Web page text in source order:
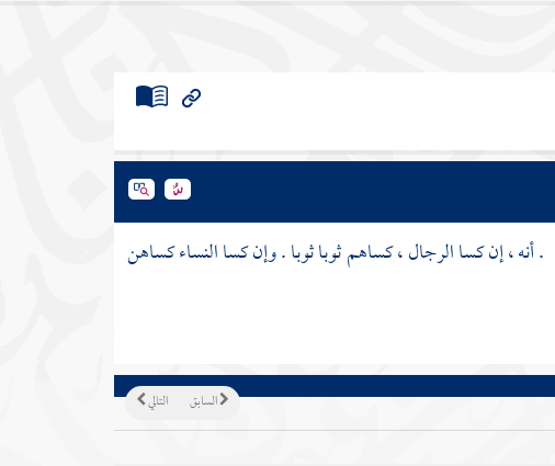
. أنه ، إن كسا الرجال ، كساهم ثوبا ثوبا . وإن كسا النساء كساهن
التالي السابق